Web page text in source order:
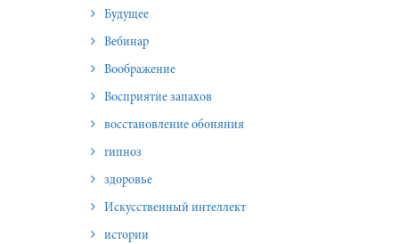
Будущее
Вебинар
Воображение
Восприятие запахов
восстановление обоняния
гипноз
здоровье
Искусственный интеллект
истории